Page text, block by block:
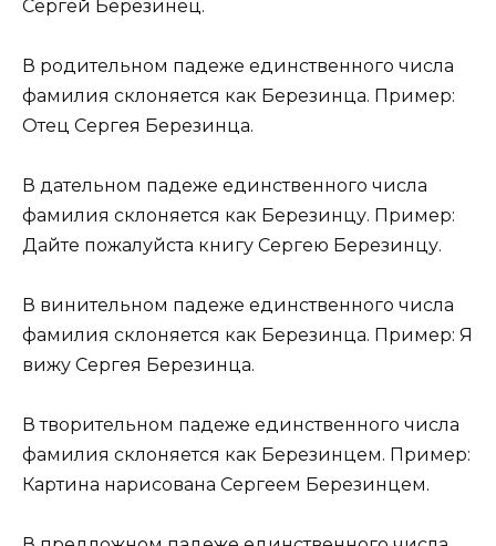
Сергей Березинец.
В родительном падеже единственного числа
фамилия склоняется как Березинца. Пример:
Отец Сергея Березинца.
В дательном падеже единственного числа
фамилия склоняется как Березинцу. Пример:
Дайте пожалуйста книгу Сергею Березинцу.
В винительном падеже единственного числа
фамилия склоняется как Березинца. Пример: Я
вижу Сергея Березинца.
В творительном падеже единственного числа
фамилия склоняется как Березинцем. Пример:
Картина нарисована Сергеем Березинцем.